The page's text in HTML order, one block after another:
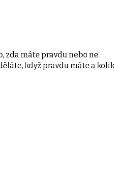
zda máte pravdu nebo ne.
když pravdu máte a kolik